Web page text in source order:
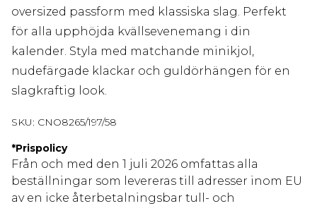
oversized passform med klassiska slag. Perfekt
för alla upphöjda kvällsevenemang i din
kalender. Styla med matchande minikjol,
nudefärgade klackar och guldörhängen för en
slagkraftig look.
SKU: CNO8265/197/58
*Prispolicy
Från och med den 1 juli 2026 omfattas alla
beställningar som levereras till adresser inom EU
av en icke återbetalningsbar tull- och